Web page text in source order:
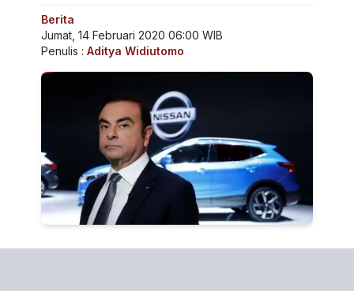
Berita
Jumat, 14 Februari 2020 06:00 WIB
Penulis : Aditya Widiutomo